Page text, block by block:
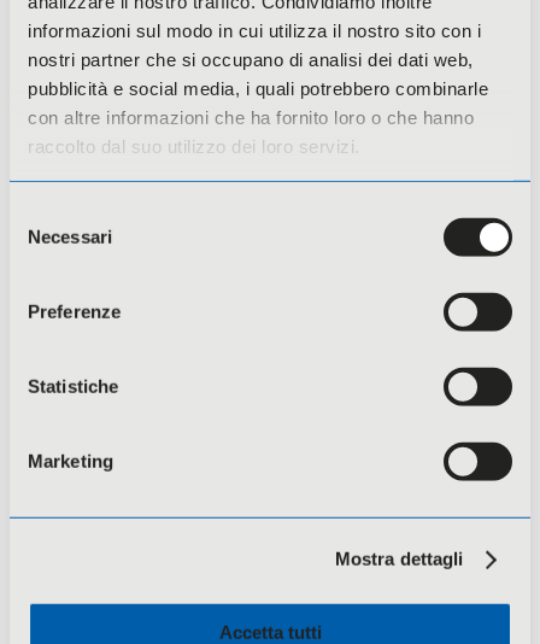
informazioni sul modo in cui utilizza il nostro sito con i
nostri partner che si occupano di analisi dei dati web,
pubblicità e social media, i quali potrebbero combinarle
con altre informazioni che ha fornito loro o che hanno
raccolto dal suo utilizzo dei loro servizi.
delNecessari
Preferenze
Statistiche
Marketing
Mostra dettagli
Accetta tutti
Compliance
I corsi compliance sono finalizzati a
garantire il rispetto delle normative,
delle procedure interne e dei principi
etici aziendali.
dirigenti, preposti e lavoratori/trici, con
individuali e aziendali, e corrette prassi
Formazione di sviluppo